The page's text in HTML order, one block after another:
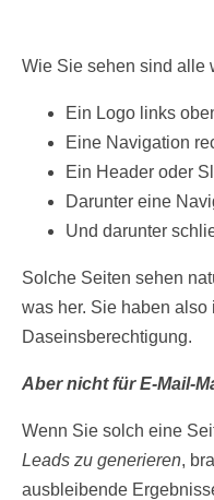
Wie Sie sehen sind alle
Ein Logo links
Eine Navigation
Ein Header oder
Darunter eine
Und darunter
Solche Seiten sehen
was her. Sie haben
Daseinsberechtigung.
Aber nicht für E-Mail-
Wenn Sie solch eine
Leads zu generieren,
ausbleibende